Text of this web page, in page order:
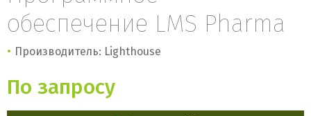
обеспечение LMS Pharma
Производитель: Lighthouse
По запросу